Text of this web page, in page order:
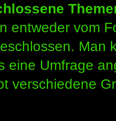
entweder vom
Man
eine Umfrage
verschiedene